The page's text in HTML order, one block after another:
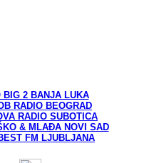
BIG 2 BANJA LUKA
RADIO BEOGRAD
RADIO SUBOTICA
& MLAĐA NOVI SAD
FM LJUBLJANA